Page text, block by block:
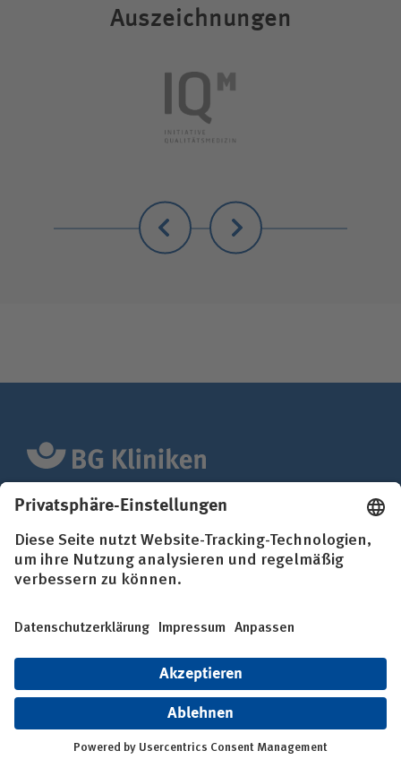
Auszeichnungen
Zurück Weiter
Wir sind spezialisiert auf die Akutversorgung und
berufserkrankter Menschen.
BG Klinik Ludwigshafen
Aktuelles